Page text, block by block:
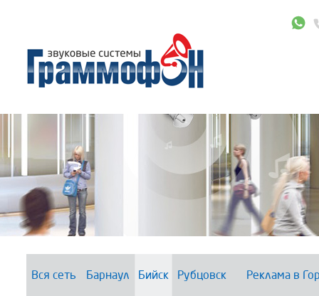
Вся сеть Барнаул Бийск Рубцовск Реклама в